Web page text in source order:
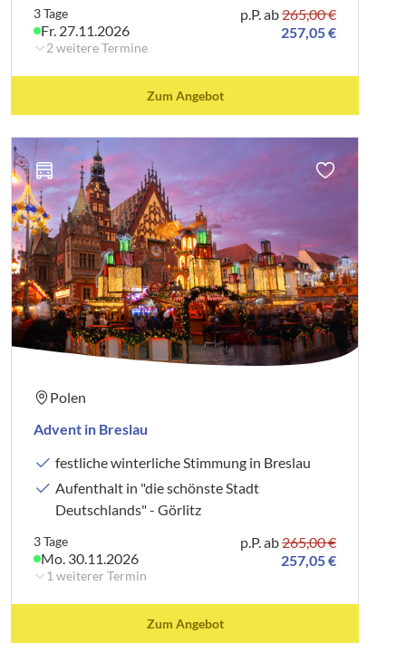
Preis: ab 39,00 €
98574 Schmalkalden - Bushaltestelle Kasseler
Straße/Schule
Preis: ab 38,00 €
Zustieg:
98544 A71, Abf. Suhl/Zella-Mehlis - Hst.
"Gewerbegebiet" am A71 Center
Preis: ab 35,00 €
Zustieg:
98527 Suhl - Bushalt am Waffenmuseum, Friedrich-
König-Straße
36433 Bad Salzungen - Busbahnhof am Bahnhof
Preis: ab 38,00 €
Zustieg:
09634 A4, Abf. Siebenlehn - Shell-Tankstelle
kostenlos
Zustieg:
09599 Freiberg - Busbhf. Wernerplatz /
3 Tage
Fr. 27.11.2026
2 weitere Termine
p.P. ab265,00 €
257,05 €
Zum Angebot
Polen
Advent in Breslau
festliche winterliche Stimmung in Breslau
Aufenthalt in "die schönste Stadt
Deutschlands" - Görlitz
3 Tage
Mo. 30.11.2026
1 weiterer Termin
p.P. ab265,00 €
257,05 €
Zum Angebot